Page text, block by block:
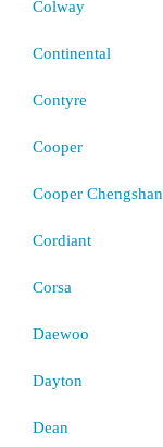
Colway
Continental
Contyre
Cooper
Cooper Chengshan
Cordiant
Corsa
Daewoo
Dayton
Dean